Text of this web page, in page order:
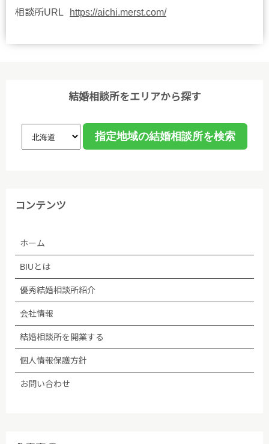
相談所URL https://aichi.merst.com/
結婚相談所をエリアから探す
コンテンツ
ホーム
BIUとは
優秀結婚相談所紹介
会社情報
結婚相談所を開業する
個人情報保護方針
お問い合わせ